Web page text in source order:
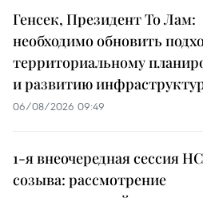
Генсек, Президент То Лам:
необходимо обновить
территориальному
и развитию
06/08/2026 09:49
1-я внеочередная сессия
созыва: рассмотрение